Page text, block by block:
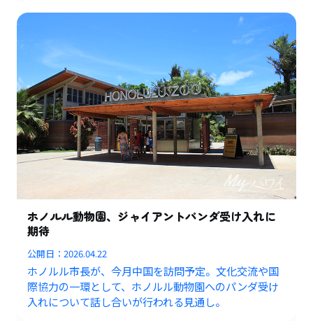
ホノルル動物園、ジャイアントパンダ受け入れに
期待
公開日：2026.04.22
ホノルル市長が、今月中国を訪問予定。文化交流や国
際協力の一環として、ホノルル動物園へのパンダ受け
入れについて話し合いが行われる見通し。